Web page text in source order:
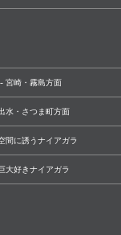
-宮崎・霧島方面
水・さつま町方面
間に誘うナイアガラ
大好きナイアガラ